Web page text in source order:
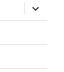
öffnen